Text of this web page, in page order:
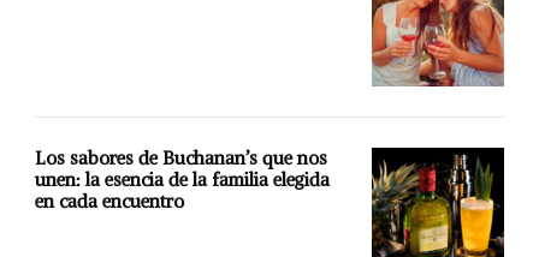
Los sabores de Buchanan’s que nos
unen: la esencia de la familia elegida
en cada encuentro